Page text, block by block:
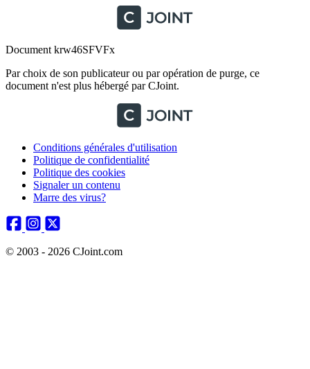
Document krw46SFVFx
Par choix de son publicateur ou par opération de purge, ce
document n'est plus hébergé par CJoint.
Conditions générales d'utilisation
Politique de confidentialité
Politique des cookies
Signaler un contenu
Marre des virus?
© 2003 - 2026 CJoint.com